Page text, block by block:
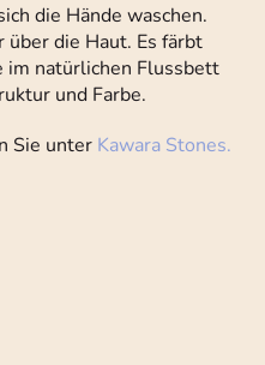
die Hände waschen.
die Haut. Es färbt
im natürlichen Flussbett
und Farbe.
Sie unter Kawara Stones.